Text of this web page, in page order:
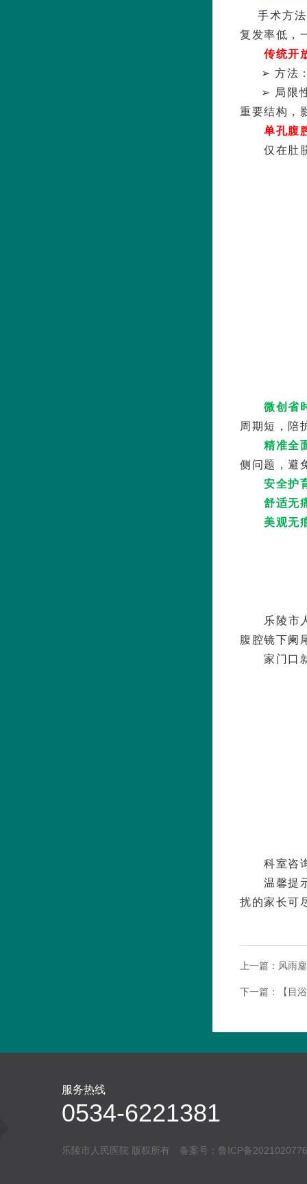
手术方
复发率低，
传统开
➢ 方法
➢ 局限
重要结构，
单孔腹
仅在肚
微创省
周期短，陪
精准全
侧问题，避
安全护
舒适无
美观无
乐陵市
腹腔镜下阑
家门口
科室咨
温馨提
扰的家长可
上一篇： 风雨
下一篇： 【目
服务热线
0534-6221381
乐陵市人民医院 版权所有 备案号： 鲁ICP备